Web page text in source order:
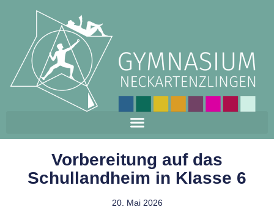
Vorbereitung auf das
Schullandheim in Klasse 6
20. Mai 2026